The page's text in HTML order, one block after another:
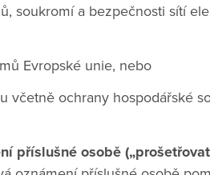
soukromí a bezpečnosti sítí
Evropské unie, nebo
včetně ochrany hospodářské
příslušné osobě